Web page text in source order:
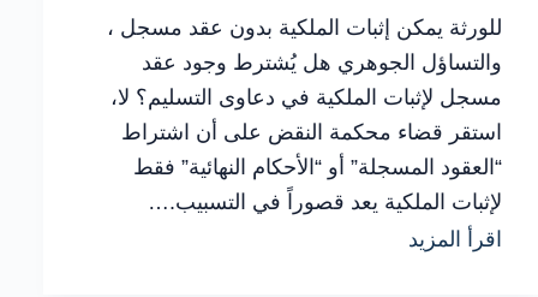
للورثة يمكن إثبات الملكية بدون عقد مسجل ،
والتساؤل الجوهري هل يُشترط وجود عقد
مسجل لإثبات الملكية في دعاوى التسليم؟ لا،
استقر قضاء محكمة النقض على أن اشتراط
“العقود المسجلة” أو “الأحكام النهائية” فقط
لإثبات الملكية يعد قصوراً في التسبيب.…
اقرأ المزيد